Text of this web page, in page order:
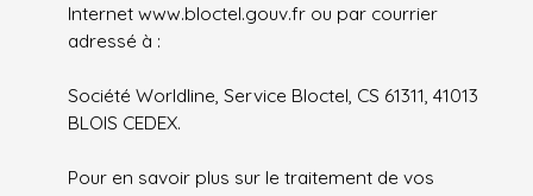
Internet www.bloctel.gouv.fr ou par courrier
adressé à :
Société Worldline, Service Bloctel, CS 61311, 41013
BLOIS CEDEX.
Pour en savoir plus sur le traitement de vos